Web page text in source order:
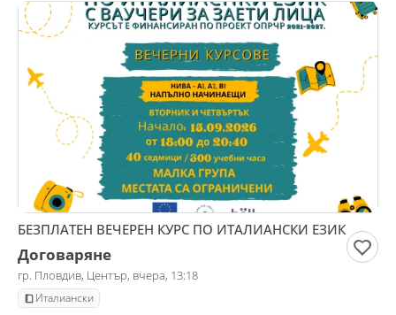
БЕЗПЛАТЕН ВЕЧЕРЕН КУРС ПО ИТАЛИАНСКИ ЕЗИК
Договаряне
гр. Пловдив, Център, вчера, 13:18
Италиански